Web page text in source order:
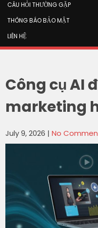
CÂU HỎI THƯỜNG GẶP
THÔNG BÁO BẢO MẬT
LIÊN HỆ
Công cụ AI
marketing
July 9, 2026 |No